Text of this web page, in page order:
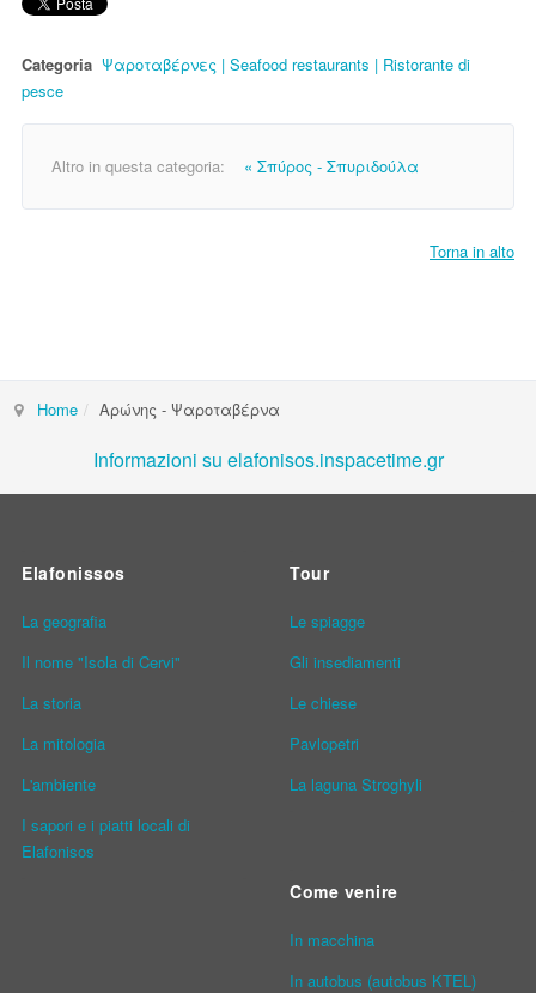
Categoria Ψαροταβέρνες | Seafood restaurants | Ristorante di
pesce
Altro in questa categoria: « Σπύρος - Σπυριδούλα
Torna in alto
Home Αρώνης - Ψαροταβέρνα
Informazioni su elafonisos.inspacetime.gr
Elafonissos
La geografia
Il nome "Isola di Cervi"
La storia
La mitologia
L'ambiente
I sapori e i piatti locali di
Elafonisos
Tour
Le spiagge
Gli insediamenti
Le chiese
Pavlopetri
La laguna Stroghyli
Come venire
In macchina
In autobus (autobus KTEL)